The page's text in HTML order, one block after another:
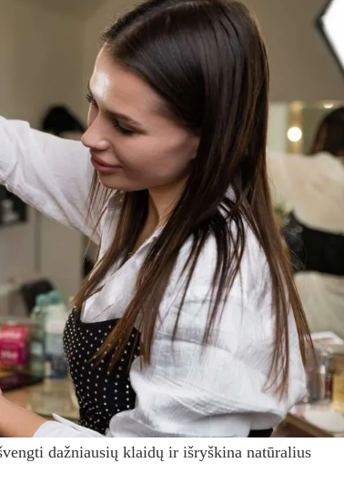
dažniausių klaidų ir išryškina natūralius